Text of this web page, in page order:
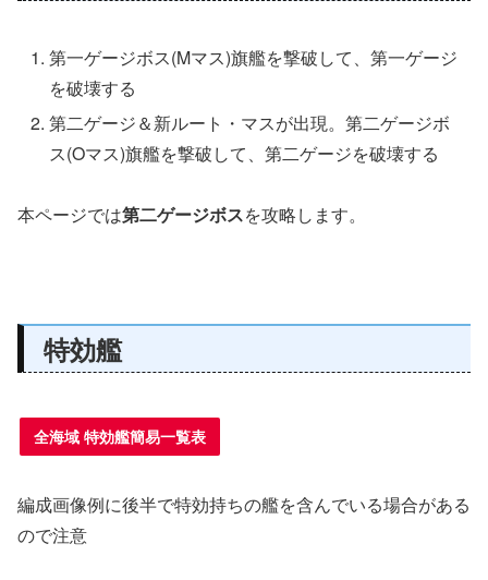
第一ゲージボス(Mマス)旗艦を撃破して、第一ゲージ
を破壊する
第二ゲージ＆新ルート・マスが出現。第二ゲージボ
ス(Oマス)旗艦を撃破して、第二ゲージを破壊する
本ページでは第二ゲージボスを攻略します。
特効艦
全海域 特効艦簡易一覧表
編成画像例に後半で特効持ちの艦を含んでいる場合がある
ので注意